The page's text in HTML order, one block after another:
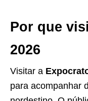
Por que
2026
Visitar a
para acompanhar